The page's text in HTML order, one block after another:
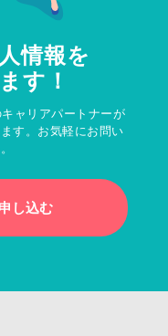
情報を
す！
ャリアパートナーが
す。お気軽にお問い
し込む